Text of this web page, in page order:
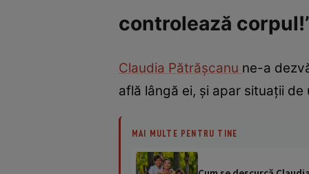
controlează
Claudia Pătrășcanu ne-a
află lângă ei, și apar situații
MAI MULTE PENTRU TINE